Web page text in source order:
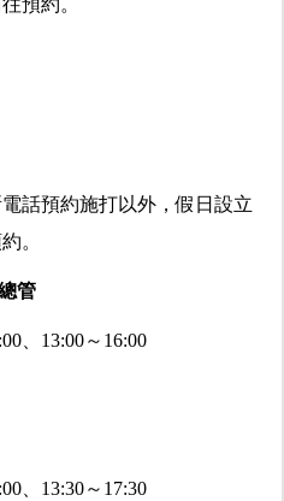
預約。
話預約施打以外，假日設立
。
管
、13:00～16:00
、13:30～17:30